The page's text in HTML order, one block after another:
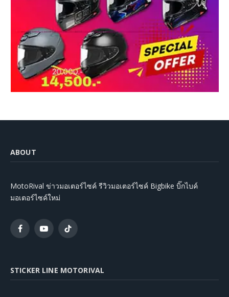
ABOUT
MotoRival ข่าวมอเตอร์ไซค์ รีวิวมอเตอร์ไซค์ Bigbike บิ๊กไบค์
มอเตอร์ไซค์ใหม่
FacebookYouTubeTikTok
STICKER LINE MOTORIVAL